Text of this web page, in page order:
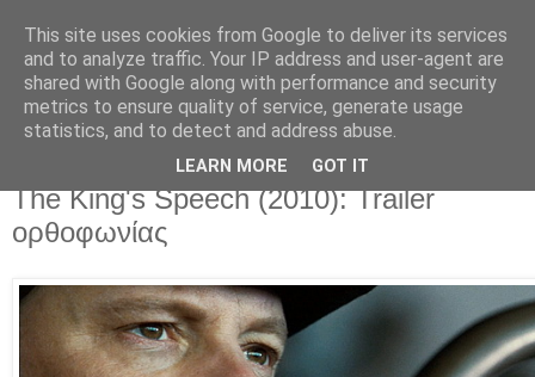
Movies For The Masses
Challenging common sense since 2004
Saturday, September 25, 2010
The King's Speech (2010): Trailer
ορθοφωνίας
This site uses cookies from Google to deliver its services
and to analyze traffic. Your IP address and user-agent are
shared with Google along with performance and security
metrics to ensure quality of service, generate usage
statistics, and to detect and address abuse.
LEARN MORE GOT IT